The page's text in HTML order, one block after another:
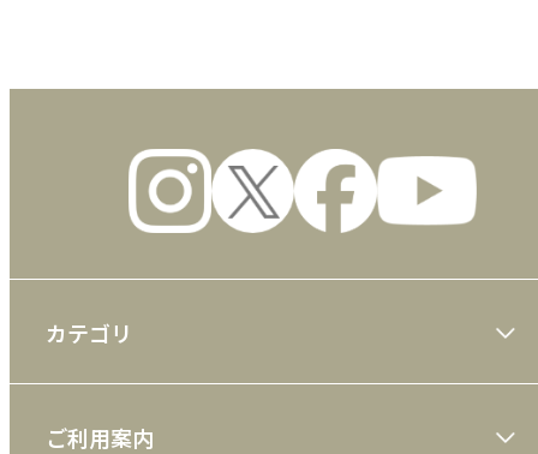
カテゴリ
ご利用案内